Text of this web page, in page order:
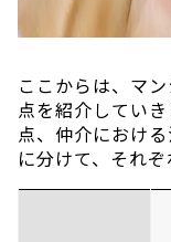
ここからは、マ
点を紹介してい
点、仲介におけ
に分けて、それぞ